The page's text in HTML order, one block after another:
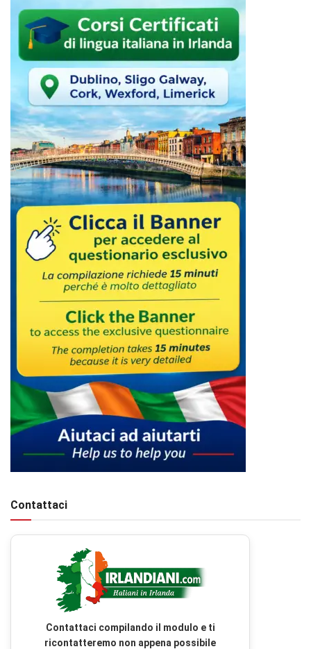
Contattaci
Contattaci compilando il modulo e ti
ricontatteremo non appena possibile